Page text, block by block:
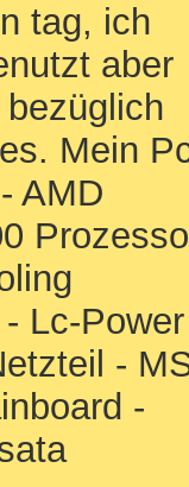
tag, ich
aber
Mein
AMD
Lc-Power
-
-